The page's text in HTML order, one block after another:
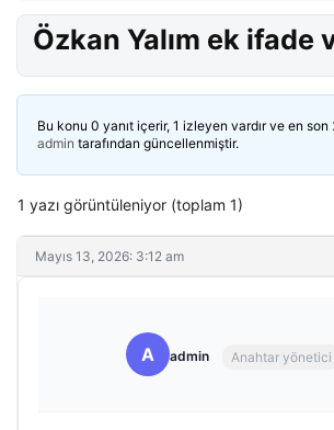
Özkan Yalım ek ifade
Bu konu 0 yanıt içerir, 1 izleyen vardır ve en son
admin tarafından güncellenmiştir.
1 yazı görüntüleniyor (toplam 1)
Mayıs 13, 2026: 3:12 am
A admin Anahtar yönetici